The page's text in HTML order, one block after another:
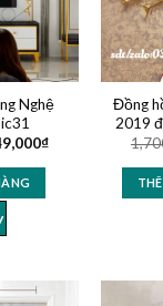
Nghệ
₫
Đồng
2019